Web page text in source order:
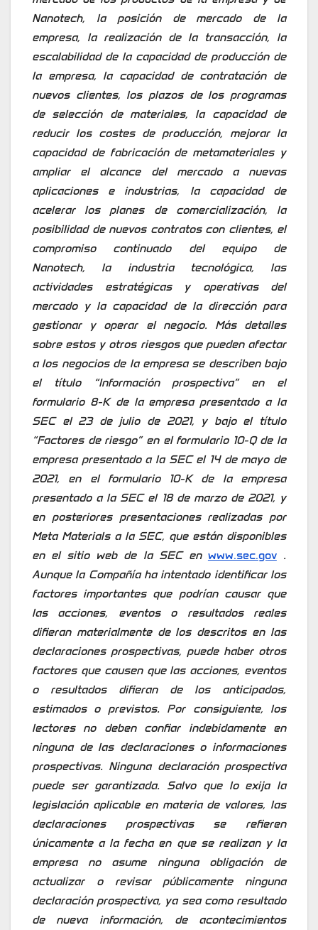
Nanotech, la posición de mercado de la
empresa, la realización de la transacción, la
escalabilidad de la capacidad de producción de
la empresa, la capacidad de contratación de
nuevos clientes, los plazos de los programas
de selección de materiales, la capacidad de
reducir los costes de producción, mejorar la
capacidad de fabricación de metamateriales y
ampliar el alcance del mercado a nuevas
aplicaciones e industrias, la capacidad de
acelerar los planes de comercialización, la
posibilidad de nuevos contratos con clientes, el
compromiso continuado del equipo de
Nanotech, la industria tecnológica, las
actividades estratégicas y operativas del
mercado y la capacidad de la dirección para
gestionar y operar el negocio. Más detalles
sobre estos y otros riesgos que pueden afectar
a los negocios de la empresa se describen bajo
el título “Información prospectiva” en el
formulario 8-K de la empresa presentado a la
SEC el 23 de julio de 2021, y bajo el título
“Factores de riesgo” en el formulario 10-Q de la
empresa presentado a la SEC el 14 de mayo de
2021, en el formulario 10-K de la empresa
presentado a la SEC el 18 de marzo de 2021, y
en posteriores presentaciones realizadas por
Meta Materials a la SEC, que están disponibles
en el sitio web de la SEC en www.sec.gov.
Aunque la Compañía ha intentado identificar los
factores importantes que podrían causar que
las acciones, eventos o resultados reales
difieran materialmente de los descritos en las
declaraciones prospectivas, puede haber otros
factores que causen que las acciones, eventos
o resultados difieran de los anticipados,
estimados o previstos. Por consiguiente, los
lectores no deben confiar indebidamente en
ninguna de las declaraciones o informaciones
prospectivas. Ninguna declaración prospectiva
puede ser garantizada. Salvo que lo exija la
legislación aplicable en materia de valores, las
declaraciones prospectivas se refieren
únicamente a la fecha en que se realizan y la
empresa no asume ninguna obligación de
actualizar o revisar públicamente ninguna
declaración prospectiva, ya sea como resultado
de nueva información, de acontecimientos